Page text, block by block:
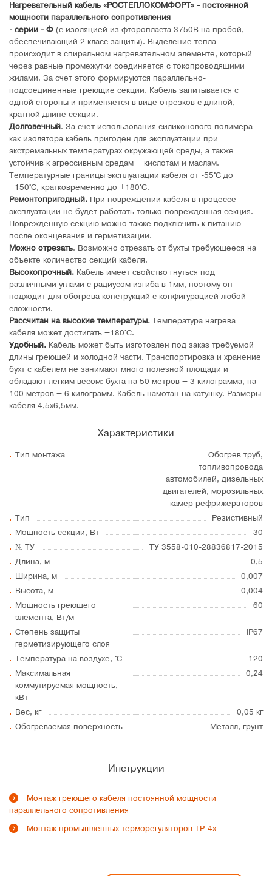
Нагревательный кабель «РОСТЕПЛОКОМФОРТ» - постоянной
мощности параллельного сопротивления
- серии - Ф (с изоляцией из фторопласта 3750В на пробой,
обеспечивающий 2 класс защиты). Выделение тепла
происходит в спиральном нагревательном элементе, который
через равные промежутки соединяется с токопроводящими
жилами. За счет этого формируются параллельно-
подсоединенные греющие секции. Кабель запитывается с
одной стороны и применяется в виде отрезков с длиной,
кратной длине секции.
Долговечный. За счет использования силиконового полимера
как изолятора кабель пригоден для эксплуатации при
экстремальных температурах окружающей среды, а также
устойчив к агрессивным средам – кислотам и маслам.
Температурные границы эксплуатации кабеля от -55°C до
+150°C, кратковременно до +180°C.
Ремонтопригодный. При повреждении кабеля в процессе
эксплуатации не будет работать только поврежденная секция.
Поврежденную секцию можно также подключить к питанию
после оконцевания и герметизации.
Можно отрезать. Возможно отрезать от бухты требующееся на
объекте количество секций кабеля.
Высокопрочный. Кабель имеет свойство гнуться под
различными углами с радиусом изгиба в 1мм, поэтому он
подходит для обогрева конструкций с конфигурацией любой
сложности.
Рассчитан на высокие температуры. Температура нагрева
кабеля может достигать +180°C.
Удобный. Кабель может быть изготовлен под заказ требуемой
длины греющей и холодной части. Транспортировка и хранение
бухт с кабелем не занимают много полезной площади и
обладают легким весом: бухта на 50 метров – 3 килограмма, на
100 метров – 6 килограмм. Кабель намотан на катушку. Размеры
кабеля 4,5х6,5мм.
Характеристики
Тип монтажа
Обогрев труб,
топливопровода
автомобилей, дизельных
двигателей, морозильных
камер рефрижераторов
Тип
Резистивный
Мощность секции, Вт
30
№ ТУ
ТУ 3558-010-28836817-2015
Длина, м
0,5
Ширина, м
0,007
Высота, м
0,004
Мощность греющего
элемента, Вт/м
60
Степень защиты
герметизирующего слоя
IP67
Температура на воздухе, °C
120
Максимальная
коммутируемая мощность,
кВт
0,24
Вес, кг
0,05 кг
Обогреваемая поверхность
Металл, грунт
Инструкции
Монтаж греющего кабеля постоянной мощности
параллельного сопротивления
Монтаж промышленных терморегуляторов ТР-4х